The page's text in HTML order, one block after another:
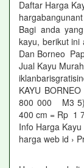
Daftar Harga
Bagi anda
kayu, berikut ini
Dan Borneo
Jual Kayu
KAYU
800 000 M3 5)
400 cm = Rp 1
Info Harga
harga web id ›